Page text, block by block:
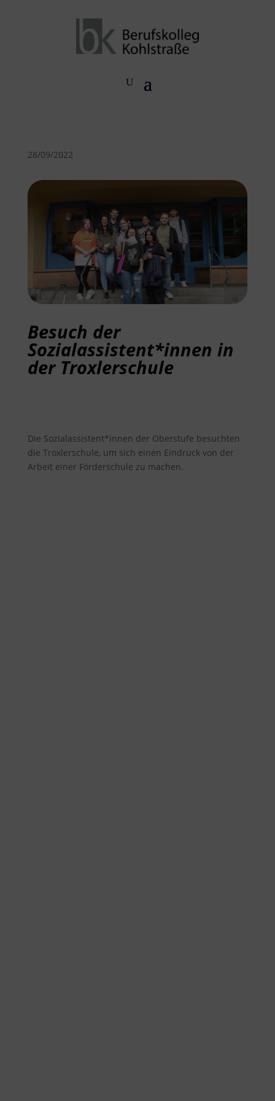
28/09/2022
Besuch der
Sozialassistent*innen in
der Troxlerschule
Die Sozialassistent*innen der Oberstufe besuchten
die Troxlerschule, um sich einen Eindruck von der
Arbeit einer Förderschule zu machen.